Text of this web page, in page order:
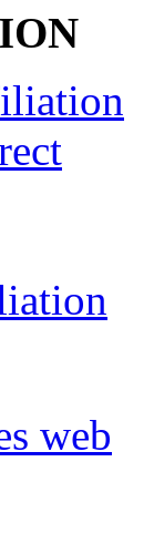
web